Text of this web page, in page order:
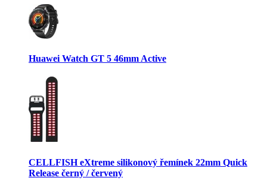
Huawei Watch GT 5 46mm Active
CELLFISH eXtreme silikonový řemínek 22mm Quick
Release černý / červený